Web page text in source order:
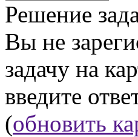
Решение
Вы не
задачу на
введите
(обновить